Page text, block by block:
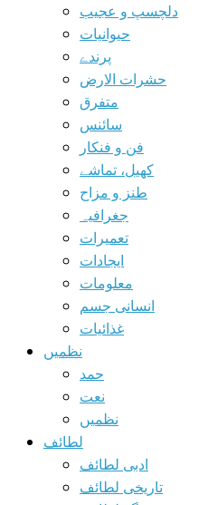
دلچسپ و عجیب
حیوانیات
پرندے
حشرات الارض
متفرق
سائنس
فن و فنکار
کھیل، تماشے
طنز و مزاح
جغرافیہ
تعمیرات
ایجادات
معلومات
انسانی جسم
غذائیات
نظمیں
حمد
نعت
نظمیں
لطائف
ادبی لطائف
تاریخی لطائف